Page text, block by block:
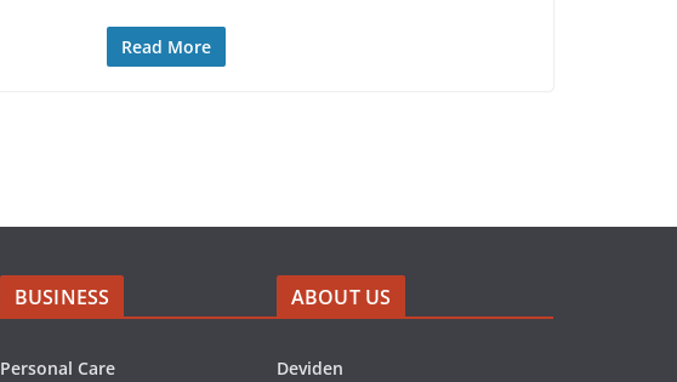
Read More
BUSINESS
Personal Care
ABOUT US
Deviden